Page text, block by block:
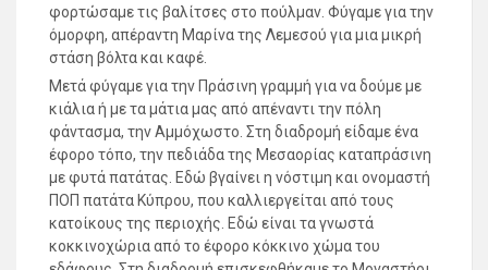
φορτώσαμε τις βαλίτσες στο πούλμαν. Φύγαμε για την
όμορφη, απέραντη Μαρίνα της Λεμεσού για μια μικρή
στάση βόλτα και καφέ.
Μετά φύγαμε για την Πράσινη γραμμή για να δούμε με
κιάλια ή με τα μάτια μας από απέναντι την πόλη
φάντασμα, την Αμμόχωστο. Στη διαδρομή είδαμε ένα
έφορο τόπο, την πεδιάδα της Μεσαορίας καταπράσινη
με φυτά πατάτας. Εδώ βγαίνει η νόστιμη και ονομαστή
ΠΟΠ πατάτα Κύπρου, που καλλιεργείται από τους
κατοίκους της περιοχής. Εδώ είναι τα γνωστά
κοκκινοχώρια από το έφορο κόκκινο χώμα του